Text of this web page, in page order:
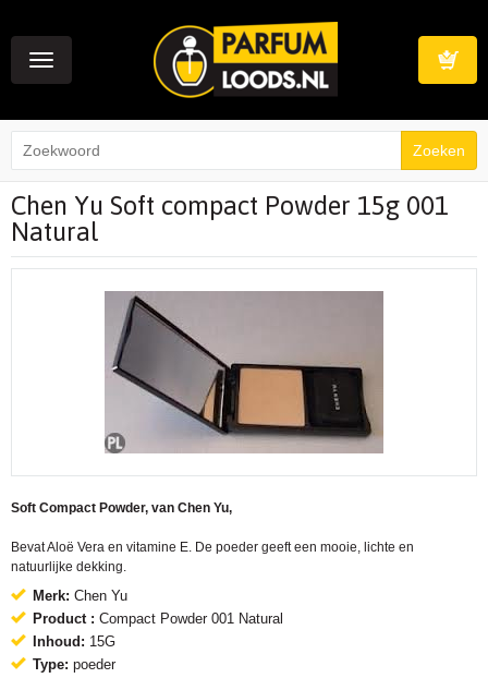
Toggle
navigation
Chen Yu Soft compact Powder 15g 001
Natural
Soft Compact Powder, van Chen Yu,
Bevat Aloë Vera en vitamine E. De poeder geeft een mooie, lichte en
natuurlijke dekking.
Merk: Chen Yu
Product : Compact Powder 001 Natural
Inhoud: 15G
Type: poeder